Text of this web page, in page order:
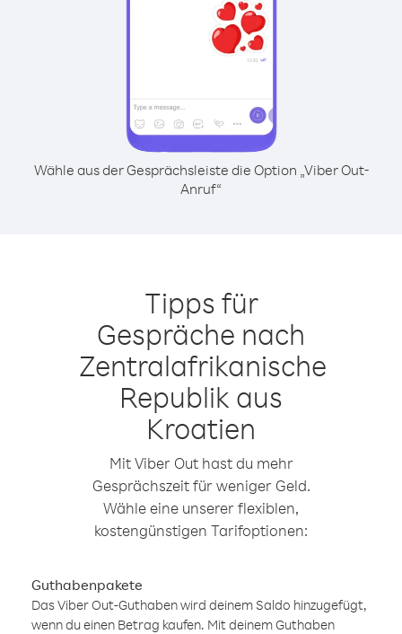
Wähle aus der Gesprächsleiste die Option „Viber Out-
Anruf“
Tipps für
Gespräche nach
Zentralafrikanische
Republik aus
Kroatien
Mit Viber Out hast du mehr
Gesprächszeit für weniger Geld.
Wähle eine unserer flexiblen,
kostengünstigen Tarifoptionen:
Guthabenpakete
Das Viber Out-Guthaben wird deinem Saldo hinzugefügt,
wenn du einen Betrag kaufen. Mit deinem Guthaben